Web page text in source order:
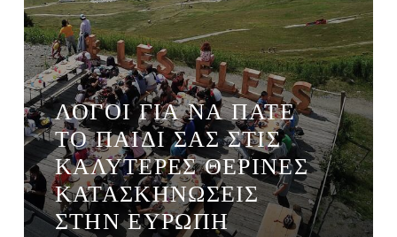
ΛΌΓΟΙ ΓΙΑ ΝΑ ΠΆΤΕ
ΤΟ ΠΑΙΔΊ ΣΑΣ ΣΤΙΣ
ΚΑΛΎΤΕΡΕΣ ΘΕΡΙΝΈΣ
ΚΑΤΑΣΚΗΝΏΣΕΙΣ
ΣΤΗΝ ΕΥΡΏΠΗ